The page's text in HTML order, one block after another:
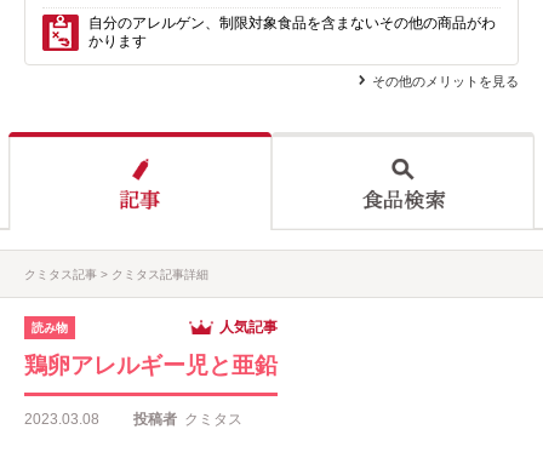
自分のアレルゲン、制限対象食品を含まないその他の商品がわ
かります
その他のメリットを見る
クミタス記事 クミタス記事詳細
読み物 人気記事
鶏卵アレルギー児と亜鉛
2023.03.08 投稿者 クミタス